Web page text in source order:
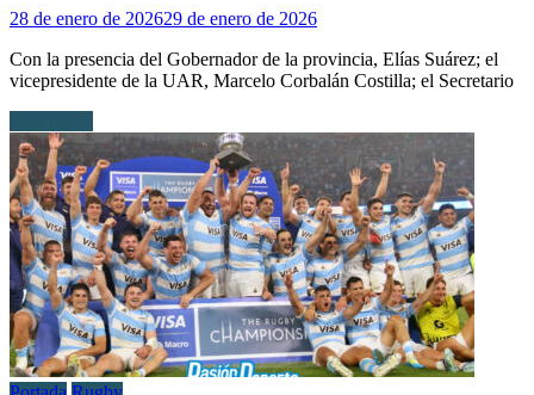
28 de enero de 202629 de enero de 2026
Con la presencia del Gobernador de la provincia, Elías Suárez; el
vicepresidente de la UAR, Marcelo Corbalán Costilla; el Secretario